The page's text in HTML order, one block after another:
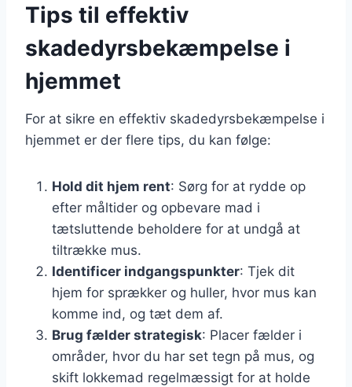
Tips til effektiv
skadedyrsbekæmpelse i
hjemmet
For at sikre en effektiv skadedyrsbekæmpelse i
hjemmet er der flere tips, du kan følge:
Hold dit hjem rent: Sørg for at rydde op
efter måltider og opbevare mad i
tætsluttende beholdere for at undgå at
tiltrække mus.
Identificer indgangspunkter: Tjek dit
hjem for sprækker og huller, hvor mus kan
komme ind, og tæt dem af.
Brug fælder strategisk: Placer fælder i
områder, hvor du har set tegn på mus, og
skift lokkemad regelmæssigt for at holde